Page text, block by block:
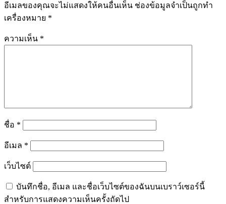
อีเมลของคุณจะไม่แสดงให้คนอื่นเห็น ช่องข้อมูลจำเป็นถูกทำ
เครื่องหมาย *
ความเห็น *
ชื่อ *
อีเมล *
เว็บไซต์
บันทึกชื่อ, อีเมล และชื่อเว็บไซต์ของฉันบนเบราว์เซอร์นี้
สำหรับการแสดงความเห็นครั้งถัดไป